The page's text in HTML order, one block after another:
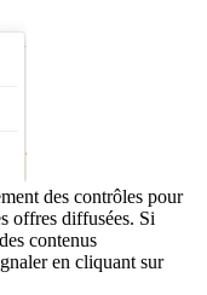
des contrôles pour
offres diffusées. Si
contenus
en cliquant sur